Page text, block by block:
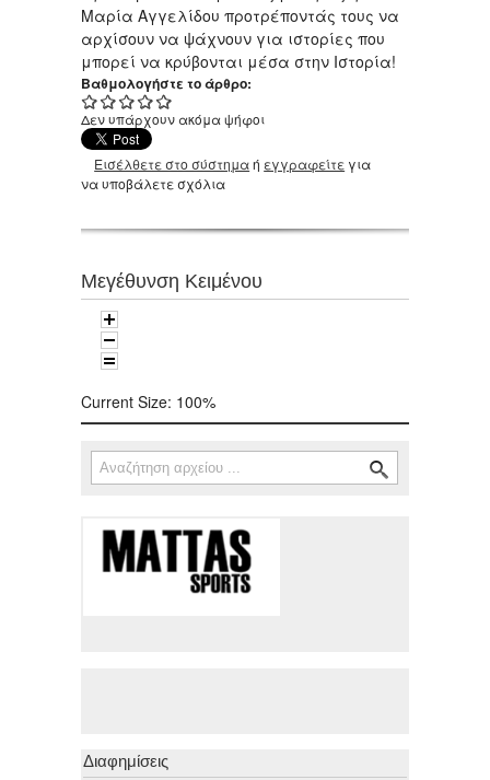
Μαρία Αγγελίδου προτρέποντάς τους να
αρχίσουν να ψάχνουν για ιστορίες που
μπορεί να κρύβονται μέσα στην Ιστορία!
Βαθμολογήστε το άρθρο:
Δεν υπάρχουν ακόμα ψήφοι
Εισέλθετε στο σύστημαή εγγραφείτε για
να υποβάλετε σχόλια
Μεγέθυνση Κειμένου
Current Size: 100%
Φόρμα αναζήτησης
Αναζήτηση
Διαφημίσεις